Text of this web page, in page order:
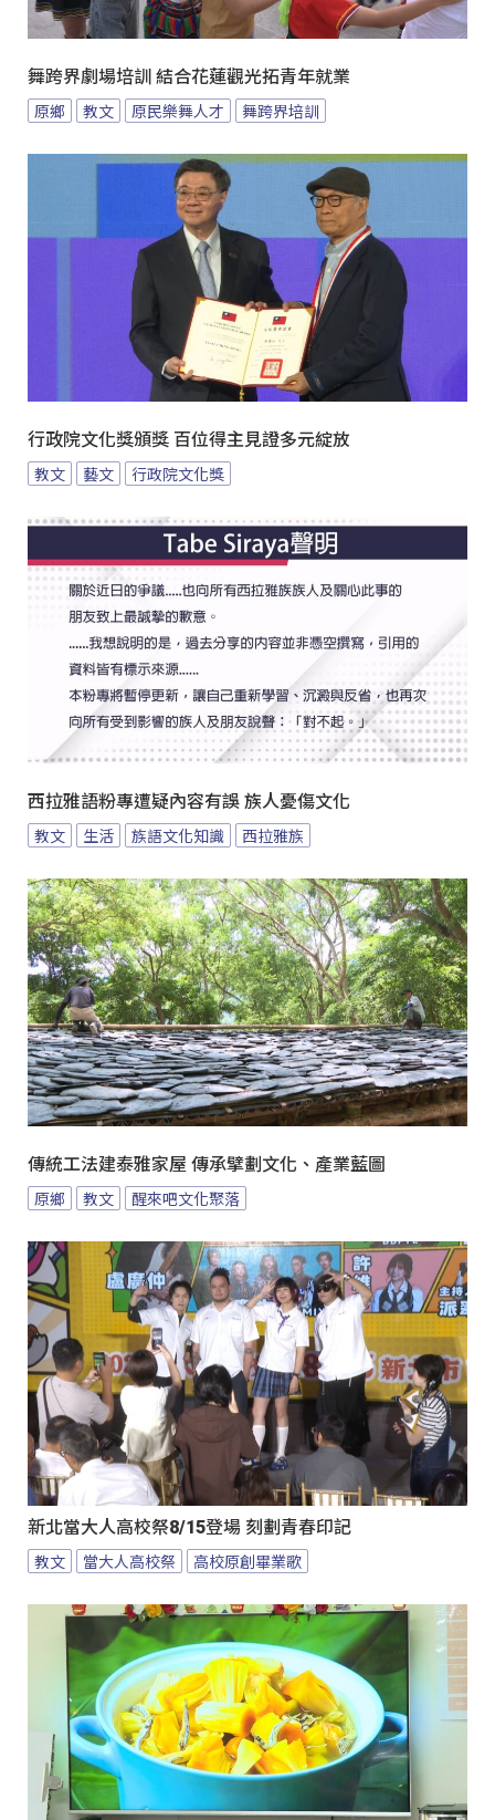
舞跨界劇場培訓 結合花蓮觀光拓青年就業
原鄉 教文 原民樂舞人才 舞跨界培訓
行政院文化獎頒獎 百位得主見證多元綻放
教文 藝文 行政院文化獎
西拉雅語粉專遭疑內容有誤 族人憂傷文化
教文 生活 族語文化知識 西拉雅族
傳統工法建泰雅家屋 傳承擘劃文化、產業藍圖
原鄉 教文 醒來吧文化聚落
新北當大人高校祭8/15登場 刻劃青春印記
教文 當大人高校祭 高校原創畢業歌